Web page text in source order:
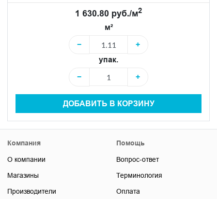
1 630.80 руб./м2
м²
−
+
упак.
−
+
ДОБАВИТЬ В КОРЗИНУ
Компания
О компании
Магазины
Производители
Помощь
Вопрос-ответ
Терминология
Оплата